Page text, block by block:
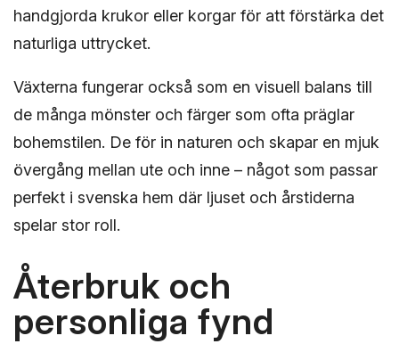
handgjorda krukor eller korgar för att förstärka det
naturliga uttrycket.
Växterna fungerar också som en visuell balans till
de många mönster och färger som ofta präglar
bohemstilen. De för in naturen och skapar en mjuk
övergång mellan ute och inne – något som passar
perfekt i svenska hem där ljuset och årstiderna
spelar stor roll.
Återbruk och
personliga fynd